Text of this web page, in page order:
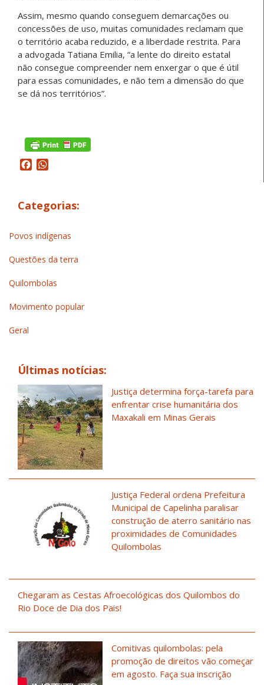
Assim, mesmo quando conseguem demarcações ou
concessões de uso, muitas comunidades reclamam que
o território acaba reduzido, e a liberdade restrita. Para
a advogada Tatiana Emilia, “a lente do direito estatal
não consegue compreender nem enxergar o que é útil
para essas comunidades, e não tem a dimensão do que
se dá nos territórios”.
Facebook
Categorias:
Povos indígenas
Questões da terra
Quilombolas
Movimento popular
Geral
Últimas notícias:
Justiça determina força-tarefa para
enfrentar crise humanitária dos
Maxakali em Minas Gerais
Justiça Federal ordena Prefeitura
Municipal de Capelinha paralisar
construção de aterro sanitário nas
proximidades de Comunidades
Quilombolas
Chegaram as Cestas Afroecológicas dos Quilombos do
Rio Doce de Dia dos Pais!
Comitivas quilombolas: pela
promoção de direitos vão começar
em agosto. Faça sua inscrição